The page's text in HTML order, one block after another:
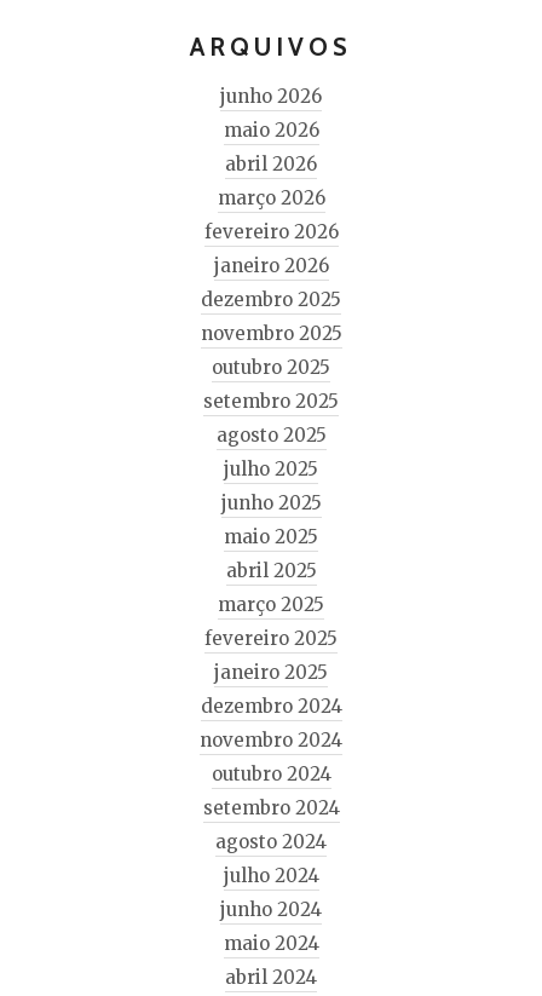
ARQUIVOS
junho 2026
maio 2026
abril 2026
março 2026
fevereiro 2026
janeiro 2026
dezembro 2025
novembro 2025
outubro 2025
setembro 2025
agosto 2025
julho 2025
junho 2025
maio 2025
abril 2025
março 2025
fevereiro 2025
janeiro 2025
dezembro 2024
novembro 2024
outubro 2024
setembro 2024
agosto 2024
julho 2024
junho 2024
maio 2024
abril 2024